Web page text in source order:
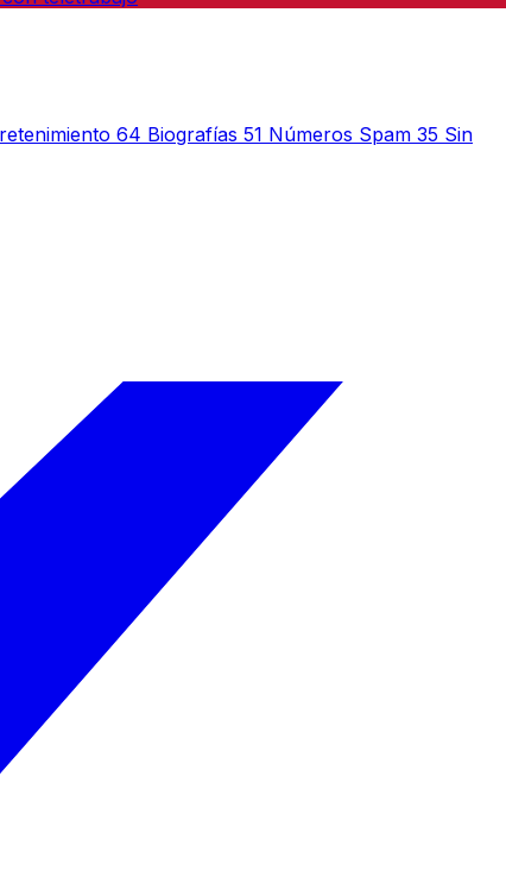
64 Biografías 51 Números Spam 35 Sin